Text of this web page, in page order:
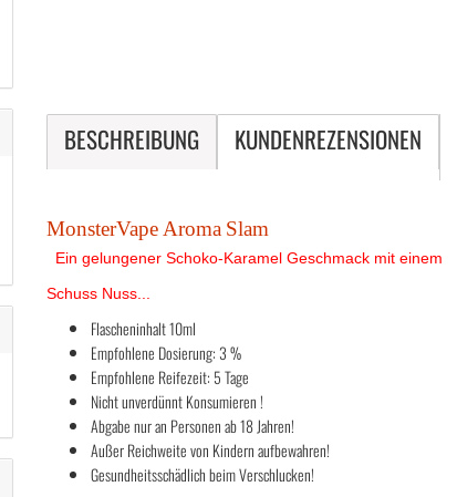
BESCHREIBUNG KUNDENREZENSIONEN
MonsterVape Aroma Slam
Ein gelungener Schoko-Karamel Geschmack mit einem
Schuss Nuss...
Flascheninhalt 10ml
Empfohlene Dosierung: 3 %
Empfohlene Reifezeit: 5 Tage
Nicht unverdünnt Konsumieren !
Abgabe nur an Personen ab 18 Jahren!
Außer Reichweite von Kindern aufbewahren!
Gesundheitsschädlich beim Verschlucken!